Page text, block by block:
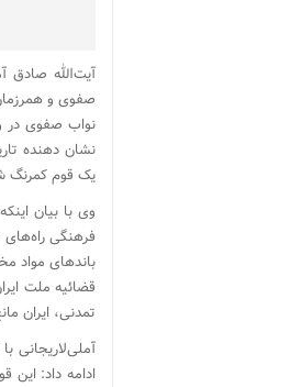
آیت‌الله صادق
صفوی و
نواب صفوی در
نشان دهنده
یک قوم کمرنگ
وی با بیان
فرهنگی
باندهای مواد
قضائیه ملت
تمدنی، ایران
آملی‌لاریجانی
ادامه داد: